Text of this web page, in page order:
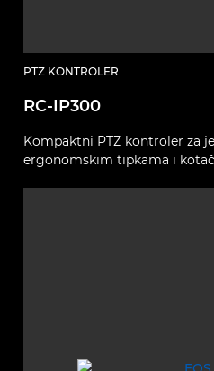
PTZ KONTROLER
RC-IP300
Kompaktni PTZ kontroler za
ergonomskim tipkama i